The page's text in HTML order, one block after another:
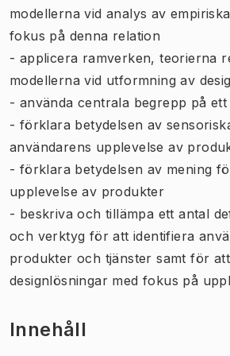
modellerna vid analys av
fokus på denna relation
- applicera ramverken, teorierna
modellerna vid utformning av
- använda centrala begrepp på
- förklara betydelsen av
användarens upplevelse av
- förklara betydelsen av mening
upplevelse av produkter
- beskriva och tillämpa ett antal
och verktyg för att identifiera
produkter och tjänster samt för
designlösningar med fokus på
Innehåll